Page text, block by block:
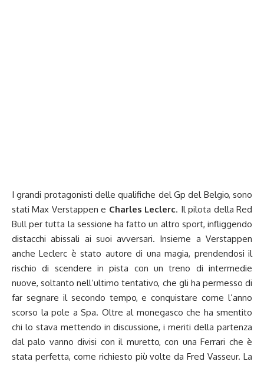
I grandi protagonisti delle qualifiche del Gp del Belgio, sono
stati Max Verstappen e Charles Leclerc. Il pilota della Red
Bull per tutta la sessione ha fatto un altro sport, infliggendo
distacchi abissali ai suoi avversari. Insieme a Verstappen
anche Leclerc è stato autore di una magia, prendendosi il
rischio di scendere in pista con un treno di intermedie
nuove, soltanto nell’ultimo tentativo, che gli ha permesso di
far segnare il secondo tempo, e conquistare come l’anno
scorso la pole a Spa. Oltre al monegasco che ha smentito
chi lo stava mettendo in discussione, i meriti della partenza
dal palo vanno divisi con il muretto, con una Ferrari che è
stata perfetta, come richiesto più volte da Fred Vasseur. La